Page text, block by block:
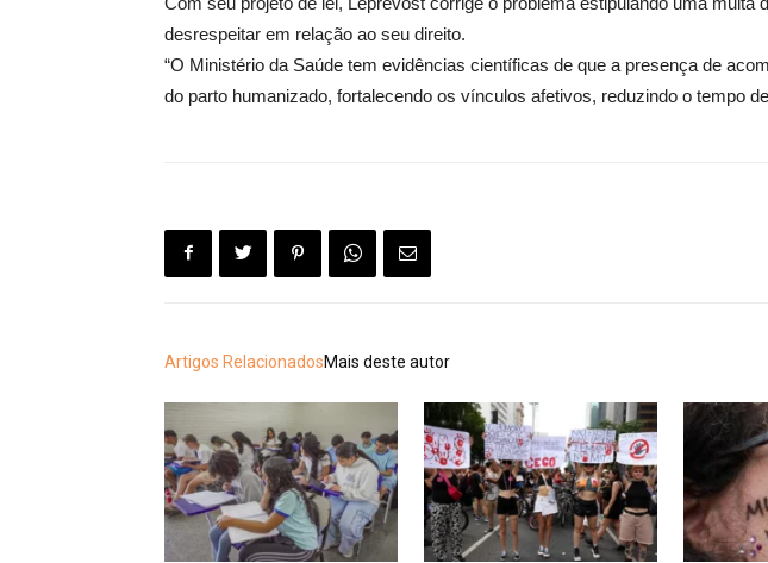
desrespeitar em relação ao seu direito.
“O Ministério da Saúde tem evidências científicas de que a presença de
do parto humanizado, fortalecendo os vínculos afetivos, reduzindo o tempo
Artigos RelacionadosMais deste autor